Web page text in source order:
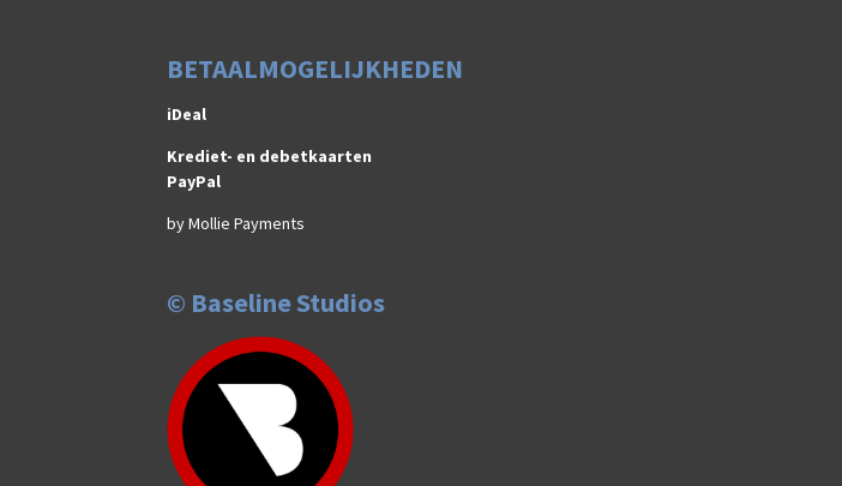
BETAALMOGELIJKHEDEN
iDeal
Krediet- en debetkaarten
PayPal
by Mollie Payments
© Baseline Studios